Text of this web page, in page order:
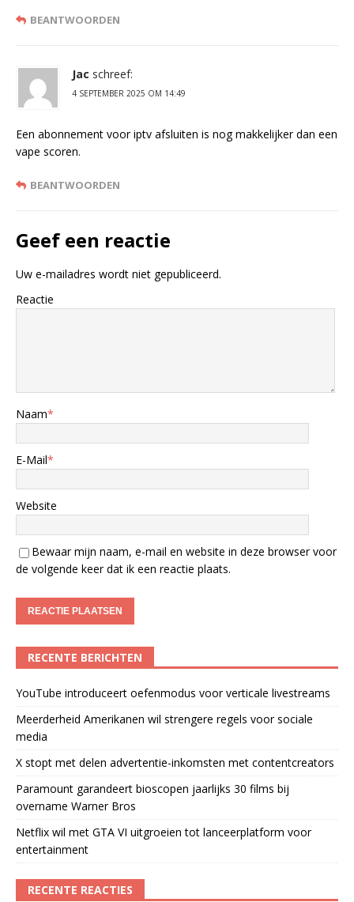
BEANTWOORDEN
Jac schreef:
4 SEPTEMBER 2025 OM 14:49
Een abonnement voor iptv afsluiten is nog makkelijker dan een
vape scoren.
BEANTWOORDEN
Geef een reactie
Uw e-mailadres wordt niet gepubliceerd.
Reactie
Naam*
E-Mail*
Website
Bewaar mijn naam, e-mail en website in deze browser voor
de volgende keer dat ik een reactie plaats.
RECENTE BERICHTEN
YouTube introduceert oefenmodus voor verticale livestreams
Meerderheid Amerikanen wil strengere regels voor sociale
media
X stopt met delen advertentie-inkomsten met contentcreators
Paramount garandeert bioscopen jaarlijks 30 films bij
overname Warner Bros
Netflix wil met GTA VI uitgroeien tot lanceerplatform voor
entertainment
RECENTE REACTIES